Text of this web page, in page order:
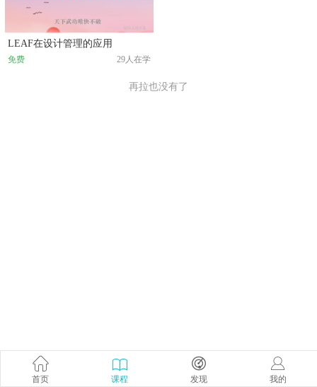
LEAF在设计管理的应用
免费 29人在学
再拉也没有了
首页 课程 发现 我的